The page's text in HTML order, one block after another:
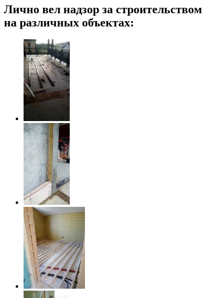
Лично вел надзор за строительством
на различных объектах: